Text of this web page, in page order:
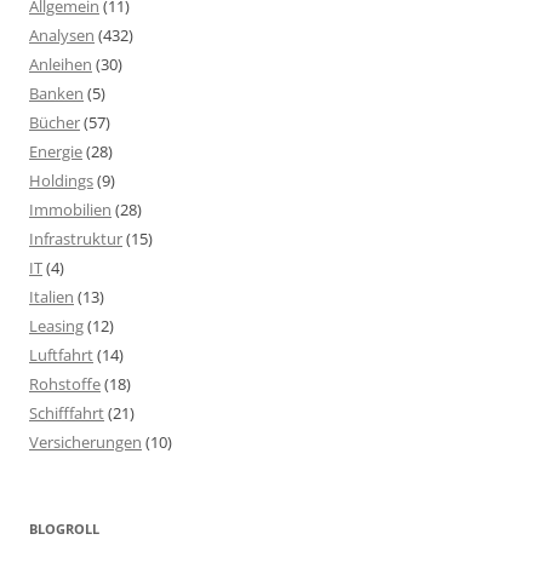
Allgemein (11)
Analysen (432)
Anleihen (30)
Banken (5)
Bücher(57)
Energie(28)
Holdings(9)
Immobilien (28)
Infrastruktur(15)
IT(4)
Italien (13)
Leasing(12)
Luftfahrt(14)
Rohstoffe(18)
Schifffahrt(21)
Versicherungen (10)
BLOGROLL